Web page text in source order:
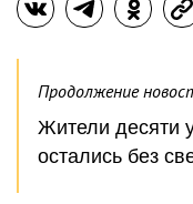
Продолжение
Жители десяти
остались без